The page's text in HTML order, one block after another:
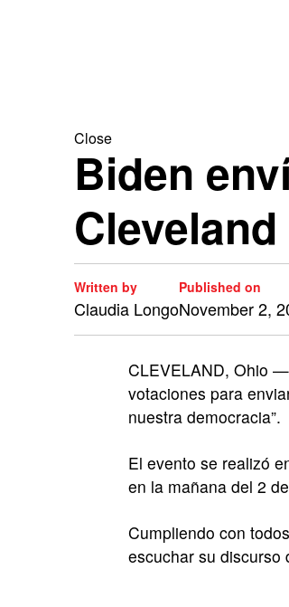
Close
Biden
Cleveland
Written by
Claudia Longo
Published on
November 2,
CLEVELAND, Ohio
votaciones para
nuestra democracia”.
El evento se realizó
en la mañana del 2
Cumpliendo con
escuchar su discurso